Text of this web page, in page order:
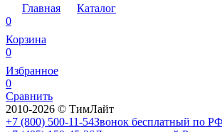
Главная
Каталог
0
Корзина
0
Избранное
0
Сравнить
2010-2026 © ТимЛайт
+7 (800) 500-11-54Звонок бесплатный по РФ